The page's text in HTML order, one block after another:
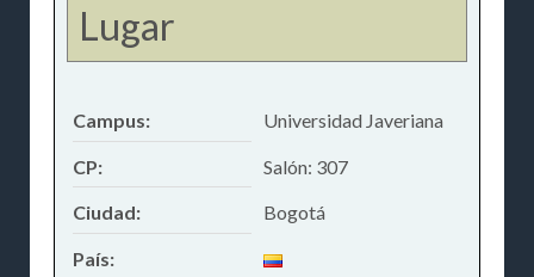
Lugar
Campus: Universidad Javeriana
CP: Salón: 307
Ciudad: Bogotá
País: